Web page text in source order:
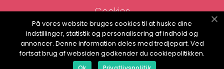
Cookies
Kontakta oss
Sitemap
På vores website bruges cookies til at huske dine
indstillinger, statistik og personalisering af indhold og
annoncer. Denne information deles med tredjepart. Ved
fortsat brug af websiden godkender du cookiepolitikken.